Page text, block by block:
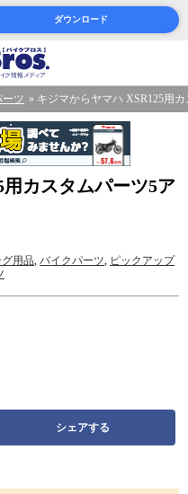
ダウンロード
ツ キジマからヤマハ XSR125用
カスタムパーツ5ア
用品, バイクパーツ, ピックアップ
シェアする